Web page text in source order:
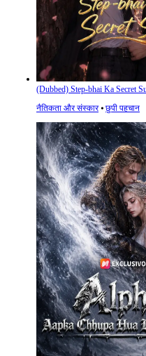
(Dubbed) Step-bhai Ka Secret
नैतिकता और संस्कार⦁ छुपी पहचान